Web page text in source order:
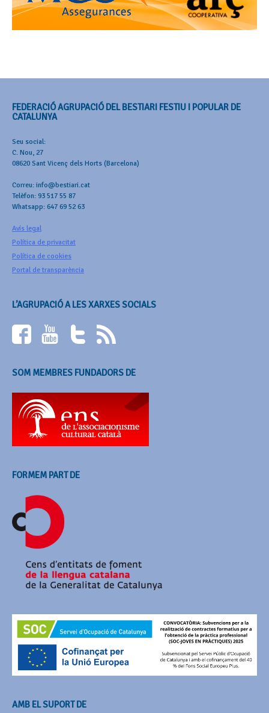
FEDERACIÓ AGRUPACIÓ DEL BESTIARI FESTIU I POPULAR DE
CATALUNYA
Seu social:
C. Nou, 27
08620 Sant Vicenç dels Horts (Barcelona)
Correu: info@bestiari.cat
Telèfon: 93 517 55 87
Whatsapp: 647 69 52 63
Avís legal
Política de privacitat
Política de cookies
Portal de transparència
L’AGRUPACIÓ A LES XARXES SOCIALS
SOM MEMBRES FUNDADORS DE
FORMEM PART DE
AMB EL SUPORT DE